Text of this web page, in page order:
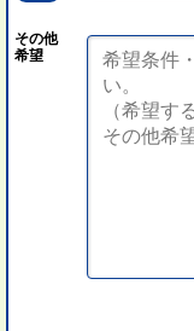
その他
希望